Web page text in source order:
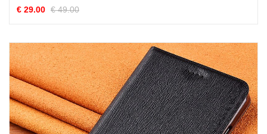
€ 29.00 € 49.00